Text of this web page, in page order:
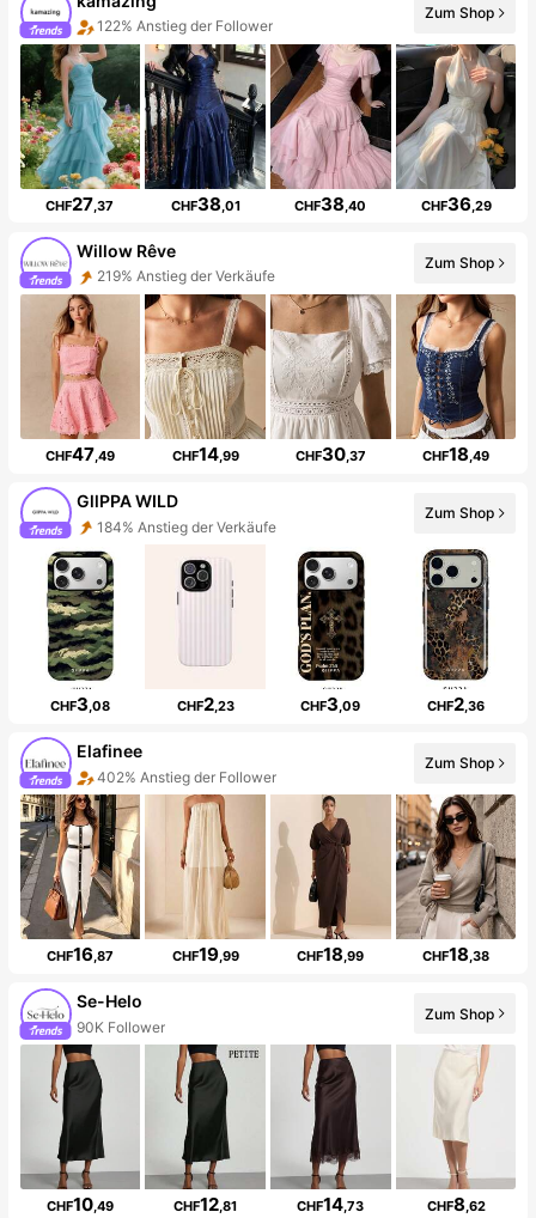
122% Anstieg der Follower
Zum Shop
CHF27,37 CHF38,01 CHF38,40 CHF36,29
Willow Rêve
219% Anstieg der Verkäufe
Zum Shop
CHF47,49 CHF14,99 CHF30,37 CHF18,49
GllPPA WILD
184% Anstieg der Verkäufe
Zum Shop
CHF3,08 CHF2,23 CHF3,09 CHF2,36
Elafinee
402% Anstieg der Follower
Zum Shop
CHF16,87 CHF19,99 CHF18,99 CHF18,38
Se-Helo
90K Follower
Zum Shop
CHF10,49 CHF12,81 CHF14,73 CHF8,62